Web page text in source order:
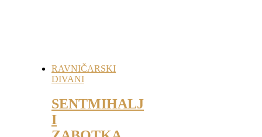
RAVNIČARSKI
DIVANI
SENTMIHALJ
I